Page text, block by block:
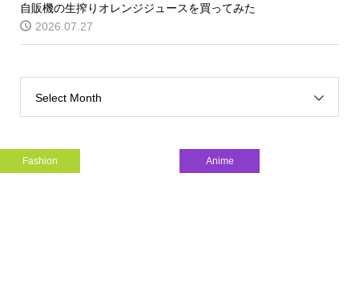
自販機の生搾りオレンジジュースを買ってみた
2026.07.27
Select Month
Fashion Anime